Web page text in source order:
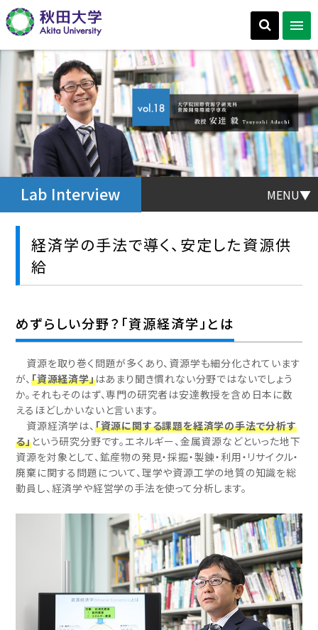
MENU▼
Lab Interview
経済学の手法で導く、安定した資源供
給
めずらしい分野？「資源経済学」とは
資源を取り巻く問題が多くあり、資源学も細分化されています
が、「資源経済学」はあまり聞き慣れない分野ではないでしょう
か。それもそのはず、専門の研究者は安達教授を含め日本に数
えるほどしかいないと言います。
資源経済学は、「資源に関する課題を経済学の手法で分析す
る」という研究分野です。エネルギー、金属資源などといった地下
資源を対象として、鉱産物の発見・採掘・製錬・利用・リサイクル・
廃棄に関する問題について、理学や資源工学の地質の知識を総
動員し、経済学や経営学の手法を使って分析します。